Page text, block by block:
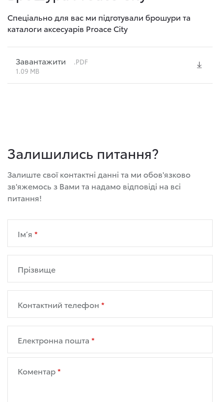
Спеціально для вас ми підготували брошури та
каталоги аксесуарів Proace City
Завантажити
.PDF
1.09 MB
Залишились питання?
Залиште свої контактні данні та ми обов'язково
зв'яжемось з Вами та надамо відповіді на всі
питання!
Ім’я
Прізвище
Контактний телефон
Електронна пошта
Коментар